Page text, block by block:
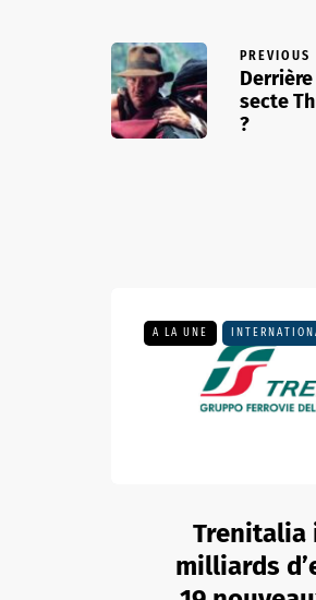
PREVIOUS
secte
?
A LA UNE
Trenitalia
milliards